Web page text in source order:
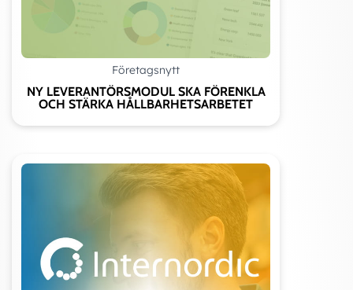
Företagsnytt
NY LEVERANTÖRSMODUL SKA FÖRENKLA
OCH STÄRKA HÅLLBARHETSARBETET